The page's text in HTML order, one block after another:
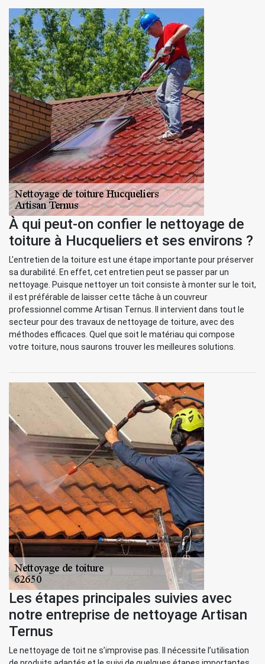
À qui peut-on confier le nettoyage de
toiture à Hucqueliers et ses environs ?
L'entretien de la toiture est une étape importante pour préserver
sa durabilité. En effet, cet entretien peut se passer par un
nettoyage. Puisque nettoyer un toit consiste à monter sur le toit,
il est préférable de laisser cette tâche à un couvreur
professionnel comme Artisan Ternus. Il intervient dans tout le
secteur pour des travaux de nettoyage de toiture, avec des
méthodes efficaces. Quel que soit le matériau qui compose
votre toiture, nous saurons trouver les meilleures solutions.
Les étapes principales suivies avec
notre entreprise de nettoyage Artisan
Ternus
Le nettoyage de toit ne s’improvise pas. Il nécessite l’utilisation